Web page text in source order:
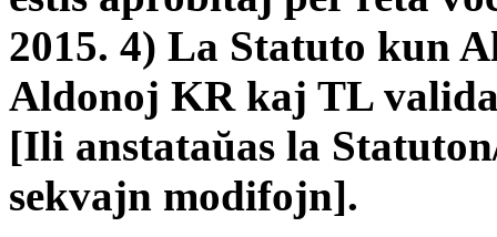
2015. 4) La Statuto kun
Aldonoj KR kaj TL
[Ili anstataŭas la
sekvajn modifojn].